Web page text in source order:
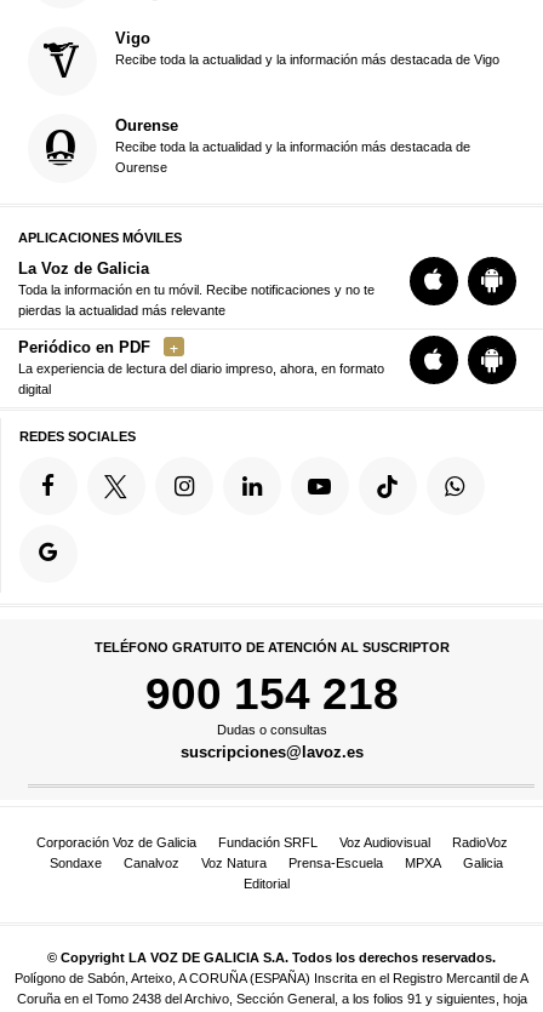
Vigo
Recibe toda la actualidad y la información más destacada de Vigo
Ourense
Recibe toda la actualidad y la información más destacada de
Ourense
APLICACIONES MÓVILES
La Voz de Galicia
Toda la información en tu móvil. Recibe notificaciones y no te
pierdas la actualidad más relevante
Periódico en PDF
La experiencia de lectura del diario impreso, ahora, en formato
digital
REDES SOCIALES
TELÉFONO GRATUITO DE ATENCIÓN AL SUSCRIPTOR
900 154 218
Dudas o consultas
suscripciones@lavoz.es
Corporación Voz de Galicia Fundación SRFL Voz Audiovisual
RadioVoz
Sondaxe
Canalvoz Voz Natura Prensa-Escuela MPXA
Galicia
Editorial
© Copyright LA VOZ DE GALICIA S.A. Todos los derechos reservados.
Polígono de Sabón, Arteixo, A CORUÑA (ESPAÑA) Inscrita en el Registro Mercantil de A
Coruña en el Tomo 2438 del Archivo, Sección General, a los folios 91 y siguientes, hoja